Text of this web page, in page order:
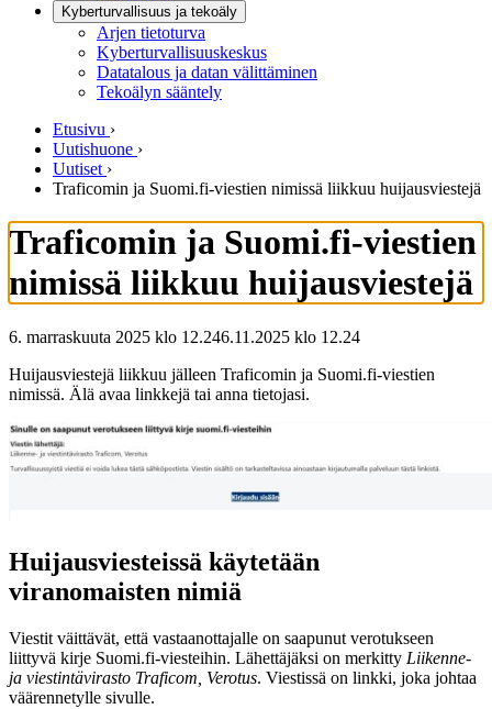
Kyberturvallisuus ja tekoäly
Arjen tietoturva
Kyberturvallisuuskeskus
Datatalous ja datan välittäminen
Tekoälyn sääntely
Etusivu ›
Uutishuone ›
Uutiset ›
Traficomin ja Suomi.fi-viestien nimissä liikkuu huijausviestejä
Traficomin ja Suomi.fi-viestien
nimissä liikkuu huijausviestejä
6. marraskuuta 2025 klo 12.246.11.2025 klo 12.24
Huijausviestejä liikkuu jälleen Traficomin ja Suomi.fi-viestien
nimissä. Älä avaa linkkejä tai anna tietojasi.
Huijausviesteissä käytetään
viranomaisten nimiä
Viestit väittävät, että vastaanottajalle on saapunut verotukseen
liittyvä kirje Suomi.fi-viesteihin. Lähettäjäksi on merkitty Liikenne-
ja viestintävirasto Traficom, Verotus. Viestissä on linkki, joka johtaa
väärennetylle sivulle.